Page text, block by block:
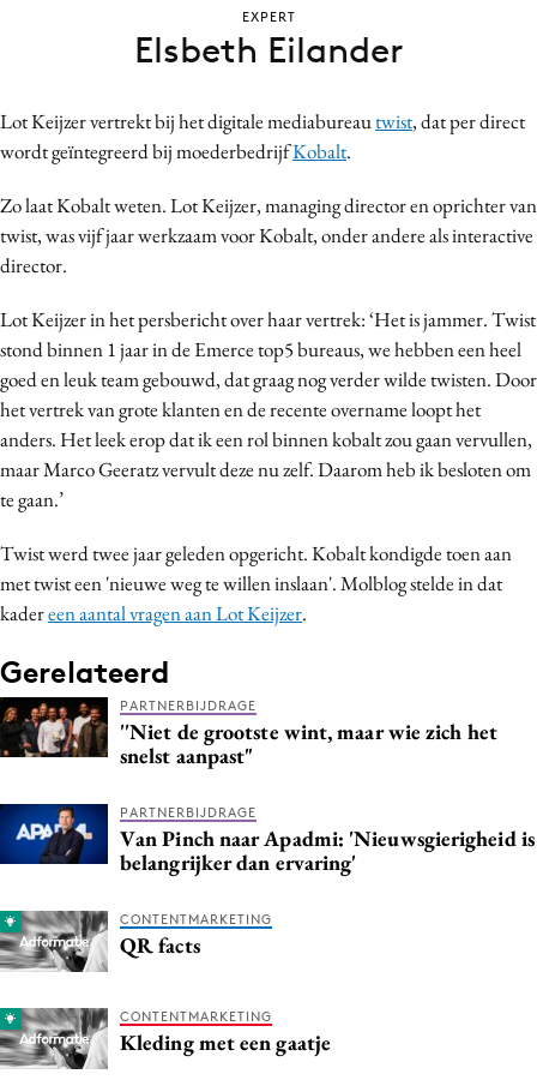
Contentmarketing
Craft
Customer Experience
Data & Insights
Design
Digital transformation
Diversiteit
Effectiviteit
Gedragsverandering
Influencer marketing
Interne communicatie
Media
Merkstrategie
Programmatic
Purpose Marketing
Reputatie & crisis
Lot Keijzer vertrekt bij het digitale mediabureautwist, dat per direct
wordt geïntegreerd bij moederbedrijfKobalt.
Zo laat Kobalt weten. Lot Keijzer, managing director en oprichter van
twist, was vijf jaar werkzaam voor Kobalt, onder andere als interactive
director.
Lot Keijzer in het persbericht over haar vertrek: ‘Het is jammer. Twist
stond binnen 1 jaar in de Emerce top5 bureaus, we hebben een heel
goed en leuk team gebouwd, dat graag nog verder wilde twisten. Door
het vertrek van grote klanten en de recente overname loopt het
anders. Het leek erop dat ik een rol binnen kobalt zou gaan vervullen,
maar Marco Geeratz vervult deze nu zelf. Daarom heb ik besloten om
te gaan.’
Twist werd twee jaar geleden opgericht. Kobalt kondigde toen aan
met twist een 'nieuwe weg te willen inslaan'. Molblog stelde in dat
kadereen aantal vragen aan Lot Keijzer.
Gerelateerd
PARTNERBIJDRAGE
''Niet de grootste wint, maar wie zich het
snelst aanpast"
PARTNERBIJDRAGE
Van Pinch naar Apadmi: 'Nieuwsgierigheid is
belangrijker dan ervaring'
CONTENTMARKETING
QR facts
CONTENTMARKETING
Kleding met een gaatje
EXPERT
Elsbeth Eilander